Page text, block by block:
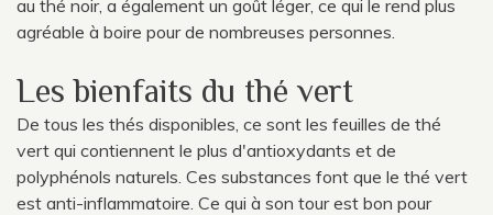
au thé noir, a également un goût léger, ce qui le rend plus
agréable à boire pour de nombreuses personnes.
Les bienfaits du thé vert
De tous les thés disponibles, ce sont les feuilles de thé
vert qui contiennent le plus d'antioxydants et de
polyphénols naturels. Ces substances font que le thé vert
est anti-inflammatoire. Ce qui à son tour est bon pour